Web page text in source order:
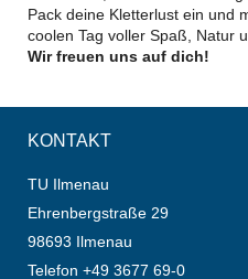
Pack deine Kletterlust ein und
coolen Tag voller Spaß, Natur
Wir freuen uns auf dich!
KONTAKT
TU Ilmenau
Ehrenbergstraße 29
98693 Ilmenau
Telefon +49 3677 69-0